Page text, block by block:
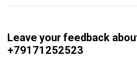
Leave your feedback
+79171252523